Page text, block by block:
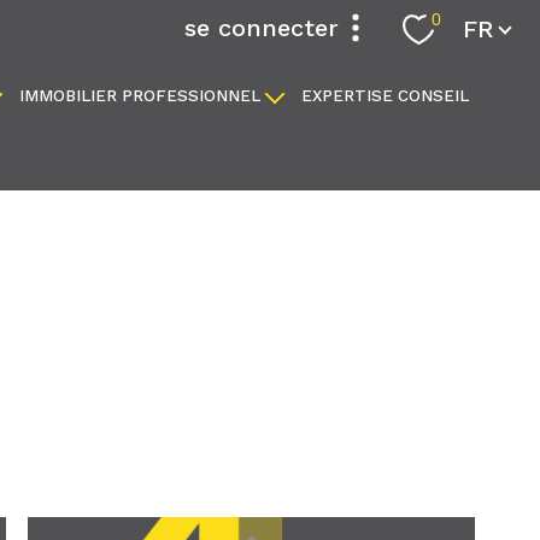
se connecter 0 Langue
FR
IMMOBILIER PROFESSIONNEL EXPERTISE CONSEIL
réinitialiser les